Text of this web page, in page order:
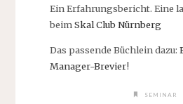
Ein Erfahrungsbericht. Eine
beimSkal Club Nürnberg
Das passende Büchlein dazu:
Manager-Brevier!
SEMINAR